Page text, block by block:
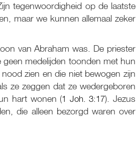
tegenwoordigheid op de laatste
maar we kunnen allemaal zeker
van Abraham was. De priester
medelijden toonden met hun
zien en die niet bewogen zijn
ze zeggen dat ze wedergeboren
hart wonen (1 Joh. 3:17). Jezus
die alleen bezorgd waren over